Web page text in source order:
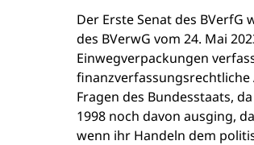
Der Erste Senat des
des BVerwG vom 24. Mai
Einwegverpackungen
finanzverfassungsrechtliche
Fragen des Bundesstaats,
1998 noch davon ausging,
wenn ihr Handeln dem